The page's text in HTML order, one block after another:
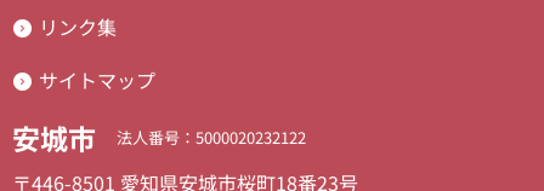
リンク集
サイトマップ
安城市 法人番号：5000020232122
〒446-8501 愛知県安城市桜町18番23号